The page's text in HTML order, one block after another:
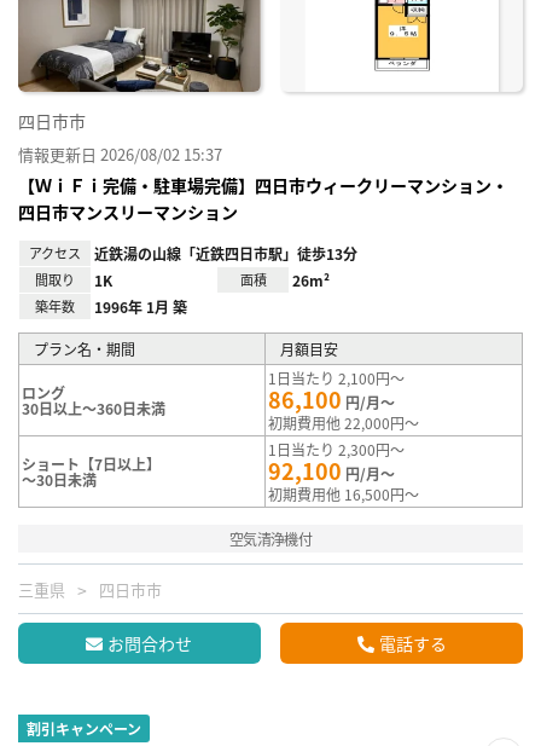
四日市市
情報更新日 2026/08/02 15:37
【ＷｉＦｉ完備・駐車場完備】四日市ウィークリーマンション・
四日市マンスリーマンション
アクセス 近鉄湯の山線「近鉄四日市駅」徒歩13分
間取り 1K 面積 26m²
築年数 1996年 1月 築
プラン名・期間 月額目安
ロング
30日以上～360日未満
1日当たり 2,100円～
86,100 円/月～
初期費用他 22,000円～
ショート【7日以上】
～30日未満
1日当たり 2,300円～
92,100 円/月～
初期費用他 16,500円～
空気清浄機付
三重県 四日市市
お問合わせ 電話する
割引キャンペーン